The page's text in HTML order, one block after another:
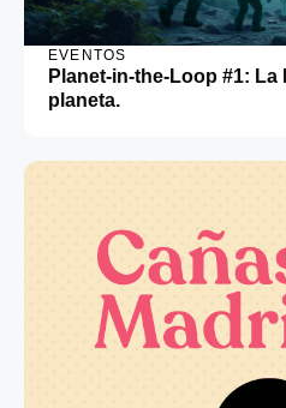
EVENTOS
Planet-in-the-Loop #1: La
planeta.